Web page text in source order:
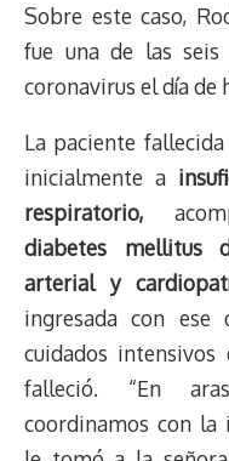
a
d
L
k
t
s
A
p
p
Sobre este caso,
fue una de las seis
coronavirus el día de
La paciente
inicialmente a
respiratorio,
diabetes mellitus
arterial y
ingresada con
cuidados
falleció. “En
coordinamos con la